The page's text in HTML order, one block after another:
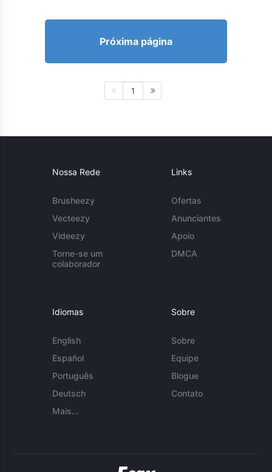
Próxima página
1
Nossa Rede
Brusheezy
Vecteezy
Videezy
Torne-se um
colaborador
Links
Ofertas
Anunciantes
Apoio
DMCA
Idiomas
English
Español
Português
Deutsch
Mais...
Sobre
Sobre
Equipe
Blogue
Contato